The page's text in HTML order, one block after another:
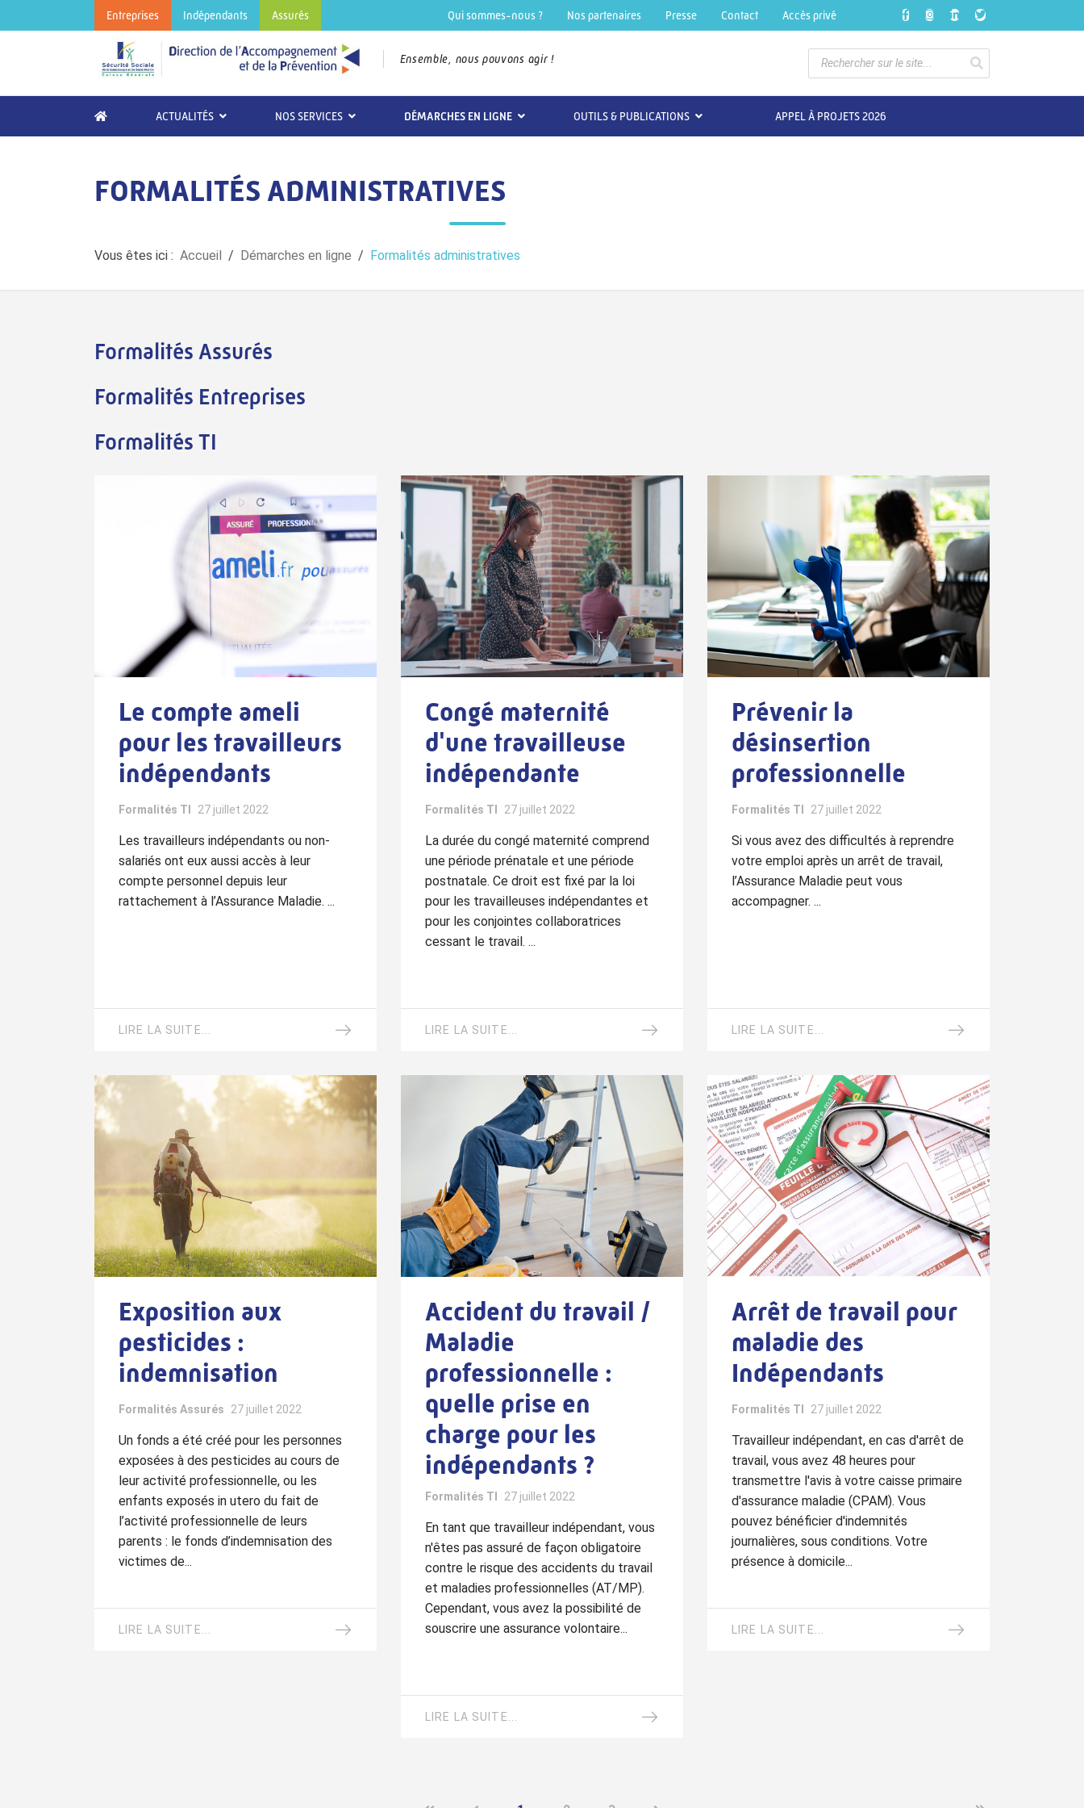
Entreprises Indépendants Assurés Qui sommes-nous ? Nos partenaires Presse Contact Accès privé
Ensemble, nous pouvons agir !
ACTUALITÉS NOS SERVICES DÉMARCHES EN LIGNE OUTILS & PUBLICATIONS APPEL À PROJETS 2026
FORMALITÉS ADMINISTRATIVES
Vous êtes ici : Accueil Démarches en ligne Formalités administratives
Formalités Assurés
Formalités Entreprises
Formalités TI
Le compte ameli
pour les travailleurs
indépendants
Formalités TI 27 juillet 2022
Les travailleurs indépendants ou non-
salariés ont eux aussi accès à leur
compte personnel depuis leur
rattachement à l’Assurance Maladie. ...
LIRE LA SUITE...
Congé maternité
d'une travailleuse
indépendante
Formalités TI 27 juillet 2022
La durée du congé maternité comprend
une période prénatale et une période
postnatale. Ce droit est fixé par la loi
pour les travailleuses indépendantes et
pour les conjointes collaboratrices
cessant le travail. ...
LIRE LA SUITE...
Prévenir la
désinsertion
professionnelle
Formalités TI 27 juillet 2022
Si vous avez des difficultés à reprendre
votre emploi après un arrêt de travail,
l’Assurance Maladie peut vous
accompagner. ...
LIRE LA SUITE...
Exposition aux
pesticides :
indemnisation
Formalités Assurés 27 juillet 2022
Un fonds a été créé pour les personnes
exposées à des pesticides au cours de
leur activité professionnelle, ou les
enfants exposés in utero du fait de
l’activité professionnelle de leurs
parents : le fonds d’indemnisation des
victimes de...
LIRE LA SUITE...
Accident du travail /
Maladie
professionnelle :
quelle prise en
charge pour les
indépendants ?
Formalités TI 27 juillet 2022
En tant que travailleur indépendant, vous
n'êtes pas assuré de façon obligatoire
contre le risque des accidents du travail
et maladies professionnelles (AT/MP).
Cependant, vous avez la possibilité de
souscrire une assurance volontaire...
LIRE LA SUITE...
Arrêt de travail pour
maladie des
Indépendants
Formalités TI 27 juillet 2022
Travailleur indépendant, en cas d'arrêt de
travail, vous avez 48 heures pour
transmettre l'avis à votre caisse primaire
d'assurance maladie (CPAM). Vous
pouvez bénéficier d'indemnités
journalières, sous conditions. Votre
présence à domicile...
LIRE LA SUITE...